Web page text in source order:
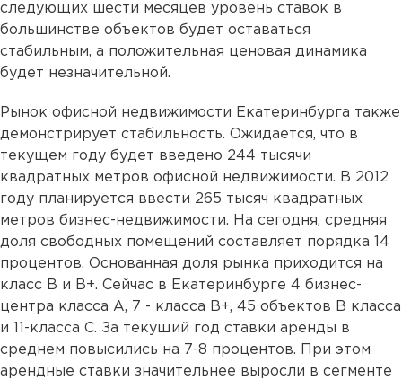
следующих шести месяцев уровень ставок в
большинстве объектов будет оставаться
стабильным, а положительная ценовая динамика
будет незначительной.
Рынок офисной недвижимости Екатеринбурга также
демонстрирует стабильность. Ожидается, что в
текущем году будет введено 244 тысячи
квадратных метров офисной недвижимости. В 2012
году планируется ввести 265 тысяч квадратных
метров бизнес-недвижимости. На сегодня, средняя
доля свободных помещений составляет порядка 14
процентов. Основанная доля рынка приходится на
класс В и В+. Сейчас в Екатеринбурге 4 бизнес-
центра класса А, 7 - класса В+, 45 объектов В класса
и 11-класса С. За текущий год ставки аренды в
среднем повысились на 7-8 процентов. При этом
арендные ставки значительнее выросли в сегменте